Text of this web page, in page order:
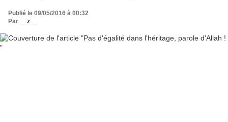
Publié le 09/05/2016 à 00:32
Par
__z__